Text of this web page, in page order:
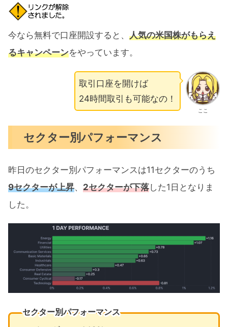
今なら無料で口座開設すると、 人気の米国株がもらえ
るキャンペーンをやっています。
ここ
取引口座を開けば
24時間取引も可能なの！
セクター別パフォーマンス
昨日のセクター別パフォーマンスは11セクターのうち
9セクターが上昇、 2セクターが下落した1日となりま
した。
セクター別パフォーマンス